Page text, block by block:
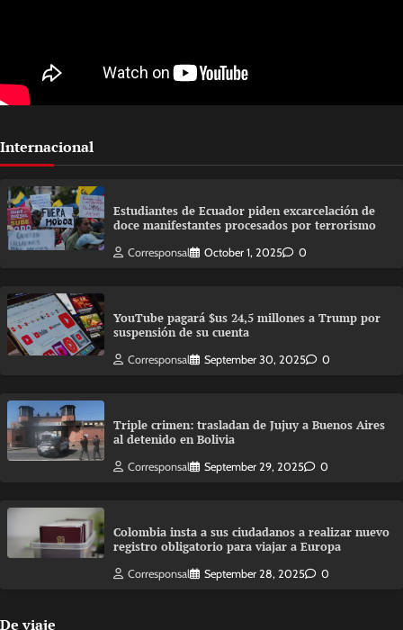
Internacional
Estudiantes de Ecuador piden excarcelación de
doce manifestantes procesados por terrorismo
Corresponsal October 1, 2025 0
YouTube pagará $us 24,5 millones a Trump por
suspensión de su cuenta
Corresponsal September 30, 2025 0
Triple crimen: trasladan de Jujuy a Buenos Aires
al detenido en Bolivia
Corresponsal September 29, 2025 0
Colombia insta a sus ciudadanos a realizar nuevo
registro obligatorio para viajar a Europa
Corresponsal September 28, 2025 0
De viaje